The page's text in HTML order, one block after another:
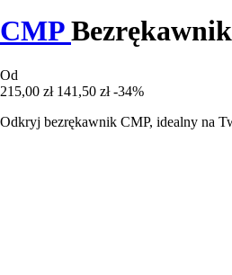
CMP
Od
215,00 zł 141,50 zł -34%
Odkryj bezrękawnik CMP, idealny na